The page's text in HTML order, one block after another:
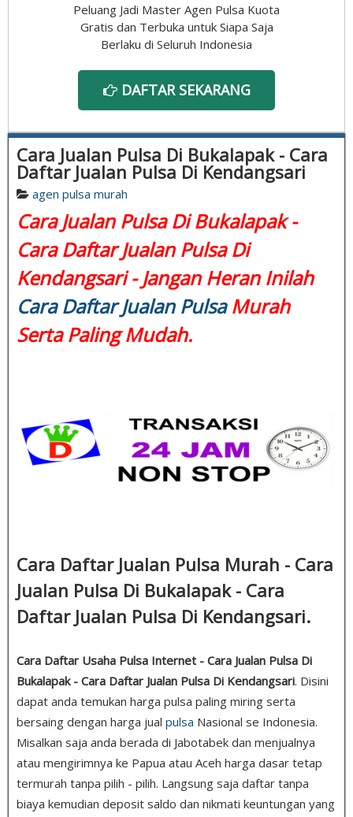
Peluang Jadi Master Agen Pulsa Kuota
Gratis dan Terbuka untuk Siapa Saja
Berlaku di Seluruh Indonesia
DAFTAR SEKARANG
Cara Jualan Pulsa Di Bukalapak - Cara
Daftar Jualan Pulsa Di Kendangsari
agen pulsa murah
Cara Jualan Pulsa Di Bukalapak -
Cara Daftar Jualan Pulsa Di
Kendangsari - Jangan Heran Inilah
Cara Daftar Jualan PulsaMurah
Serta Paling Mudah.
Cara Daftar Jualan Pulsa Murah - Cara
Jualan Pulsa Di Bukalapak - Cara
Daftar Jualan Pulsa Di Kendangsari.
Cara Daftar Usaha Pulsa Internet - Cara Jualan Pulsa Di
Bukalapak - Cara Daftar Jualan Pulsa Di Kendangsari. Disini
dapat anda temukan harga pulsa paling miring serta
bersaing dengan harga jual pulsa Nasional se Indonesia.
Misalkan saja anda berada di Jabotabek dan menjualnya
atau mengirimnya ke Papua atau Aceh harga dasar tetap
termurah tanpa pilih - pilih. Langsung saja daftar tanpa
biaya kemudian deposit saldo dan nikmati keuntungan yang